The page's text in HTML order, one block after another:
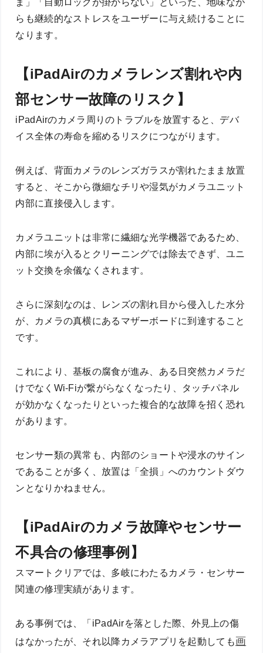
ま」「自動ロックが掛からない」といった、地味なが
らも継続的なストレスをユーザーに与え続けることに
なります。
【iPadAirのカメラレンズ割れや内
部センサー故障のリスク】
iPadAirのカメラ周りのトラブルを放置すると、デバ
イス全体の寿命を縮めるリスクにつながります。
例えば、背面カメラのレンズガラスが割れたまま放置
すると、そこから微細なチリや湿気がカメラユニット
内部に直接侵入します。
カメラユニットは非常に繊細な光学機器であるため、
内部に埃が入るとクリーニングでは除去できず、ユニ
ット交換を余儀なくされます。
さらに深刻なのは、レンズの割れ目から侵入した水分
が、カメラの真横にあるマザーボードに到達すること
です。
これにより、基板の腐食が進み、ある日突然カメラだ
けでなくWi-Fiが繋がらなくなったり、タッチパネル
が効かなくなったりといった複合的な故障を招く恐れ
があります。
センサー類の異常も、内部のショートや浸水のサイン
であることが多く、放置は「全損」へのカウントダウ
ンとなりかねません。
【iPadAirのカメラ故障やセンサー
不具合の修理事例】
スマートクリアでは、多岐にわたるカメラ・センサー
関連の修理実績があります。
ある事例では、「iPadAirを落とした際、外見上の傷
はなかったが、それ以降カメラアプリを起動しても画